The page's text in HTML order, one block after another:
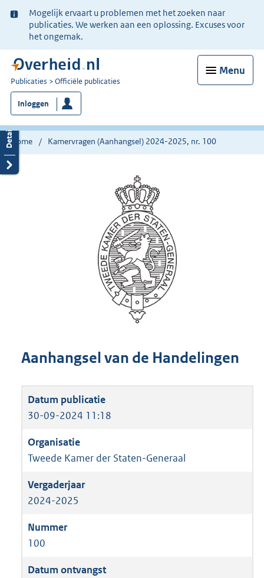
Ter
informatie:
Mogelijk ervaart u problemen met het zoeken naar
publicaties. We werken aan een oplossing. Excuses voor
het ongemak.
Menu
U
bent
nu
hier:
Publicaties Officiële publicaties
Inloggen
Home Kamervragen (Aanhangsel) 2024-2025, nr. 100
Aanhangsel van de Handelingen
30-09-2024 11:18
Tweede Kamer der Staten-Generaal
2024-2025
100